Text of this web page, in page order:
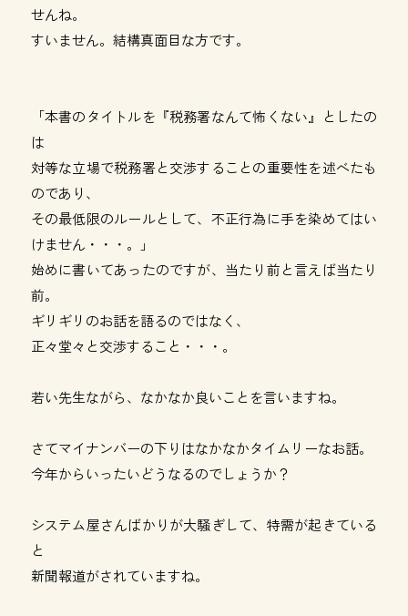
せんね。
すいません。結構真面目な方です。
「本書のタイトルを『税務署なんて怖くない』としたの
は
対等な立場で税務署と交渉することの重要性を述べたも
のであり、
その最低限のルールとして、不正行為に手を染めてはい
けません・・・。」
始めに書いてあったのですが、当たり前と言えば当たり
前。
ギリギリのお話を語るのではなく、
正々堂々と交渉すること・・・。
若い先生ながら、なかなか良いことを言いますね。
さてマイナンバーの下りはなかなかタイムリーなお話。
今年からいったいどうなるのでしょうか？
システム屋さんばかりが大騒ぎして、特需が起きている
と
新聞報道がされていますね。